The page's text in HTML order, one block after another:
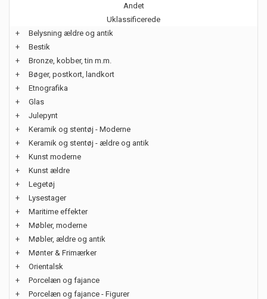
Andet
Uklassificerede
+
Belysning ældre og antik
+
Bestik
+
Bronze, kobber, tin m.m.
+
Bøger, postkort, landkort
+
Etnografika
+
Glas
+
Julepynt
+
Keramik og stentøj - Moderne
+
Keramik og stentøj - ældre og antik
+
Kunst moderne
+
Kunst ældre
+
Legetøj
+
Lysestager
+
Maritime effekter
+
Møbler, moderne
+
Møbler, ældre og antik
+
Mønter & Frimærker
+
Orientalsk
+
Porcelæn og fajance
+
Porcelæn og fajance - Figurer